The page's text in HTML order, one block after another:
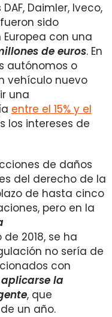
Daimler, Iveco,
sido
con una
de euros. En
autónomos o
vehículo nuevo
una
entre el 15% y el
los intereses de
de daños
del derecho de la
de hasta cinco
pero en la
2018, se ha
no sería de
con
la
, que
un año.